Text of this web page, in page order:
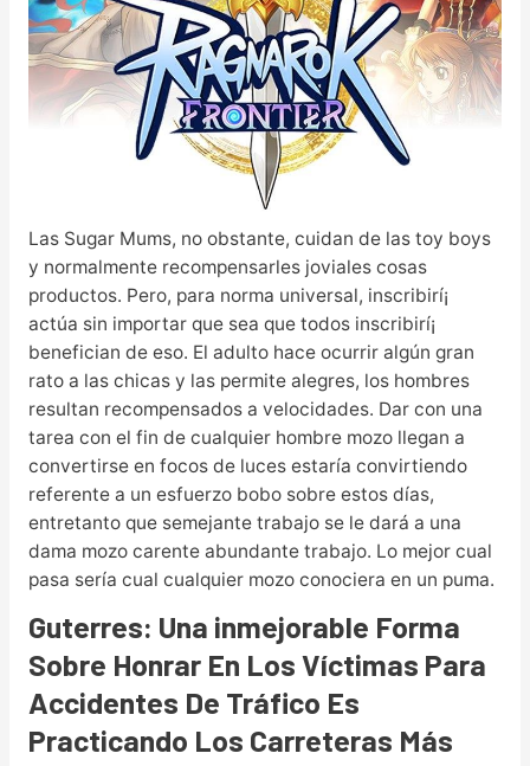
Las Sugar Mums, no obstante, cuidan de las toy boys
y normalmente recompensarles joviales cosas
productos. Pero, para norma universal, inscribirí¡
actúa sin importar que sea que todos inscribirí¡
benefician de eso. El adulto hace ocurrir algún gran
rato a las chicas y las permite alegres, los hombres
resultan recompensados a velocidades. Dar con una
tarea con el fin de cualquier hombre mozo llegan a
convertirse en focos de luces estaría convirtiendo
referente a un esfuerzo bobo sobre estos días,
entretanto que semejante trabajo se le dará a una
dama mozo carente abundante trabajo. Lo mejor cual
pasa sería cual cualquier mozo conociera en un puma.
Guterres: Una inmejorable Forma
Sobre Honrar En Los Víctimas Para
Accidentes De Tráfico Es
Practicando Los Carreteras Más